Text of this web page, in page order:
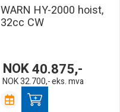
WARN HY-2000 hoist,
32cc CW
NOK40.875,-
NOK32.700,-eks. mva